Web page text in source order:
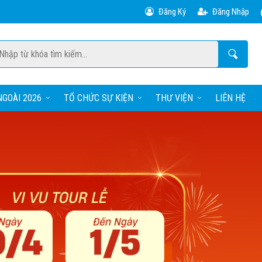
Đăng Ký Đăng Nhập
2026 TỔ CHỨC SỰ KIỆN THƯ VIỆN LIÊN HỆ